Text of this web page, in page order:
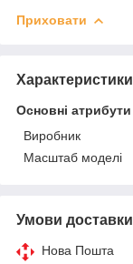
Приховати
Характеристики
Основні атрибути
Виробник
Масштаб моделі
Умови доставки
Нова Пошта